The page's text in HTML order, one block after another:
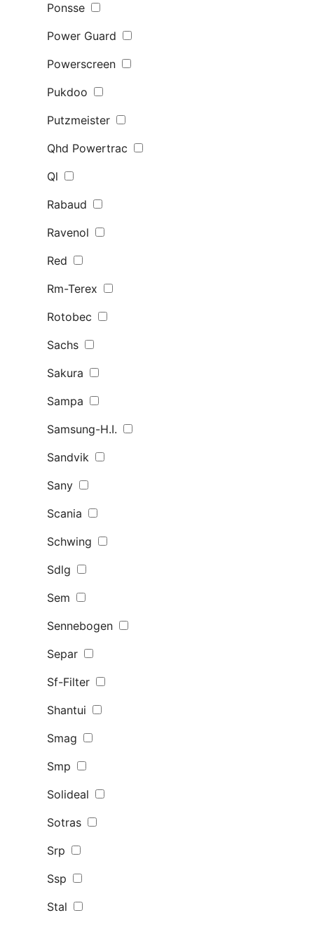
Ponsse
Power Guard
Powerscreen
Pukdoo
Putzmeister
Qhd Powertrac
Ql
Rabaud
Ravenol
Red
Rm-Terex
Rotobec
Sachs
Sakura
Sampa
Samsung-H.I.
Sandvik
Sany
Scania
Schwing
Sdlg
Sem
Sennebogen
Separ
Sf-Filter
Shantui
Smag
Smp
Solideal
Sotras
Srp
Ssp
Stal